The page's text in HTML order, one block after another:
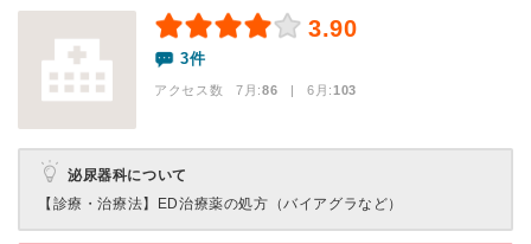
3.90
3件
アクセス数 7月:86 | 6月:103
泌尿器科について
【診療・治療法】
ED治療薬の処方（バイアグラなど）